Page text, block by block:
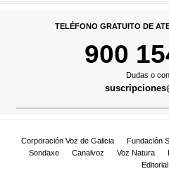
TELÉFONO GRATUITO DE
900
Dudas o
Corporación Voz de Galicia Fundación
Sondaxe
Canalvoz Voz Natura
Editorial